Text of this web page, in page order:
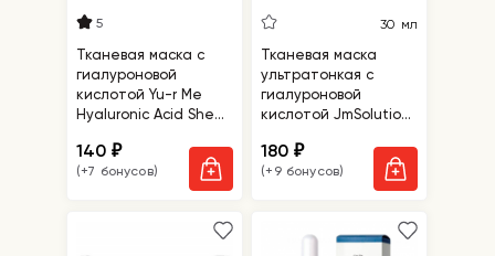
5
Тканевая маска с
гиалуроновой
кислотой Yu-r Me
Hyaluronic Acid Sheet
140₽
(+7 бонусов)
30 мл
Тканевая маска
ультратонкая с
гиалуроновой
кислотой JmSolution
Ampoule Hyaluronic
Mask Plus
180₽
(+9 бонусов)